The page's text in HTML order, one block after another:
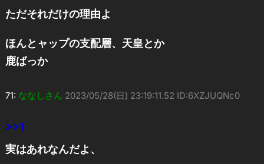
ただそれだけの理由よ
ほんとャップの支配層、天皇とか
鹿ばっか
71: ななしさん 2023/05/28(日) 23:19:11.52 ID:6XZJUQNc0
>>1
実はあれなんだよ、